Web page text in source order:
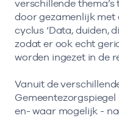
verschillende
door gezamenlijk met
cyclus ‘Data, duiden,
zodat er ook echt
worden ingezet in de
Vanuit de
en- waar mogelijk -